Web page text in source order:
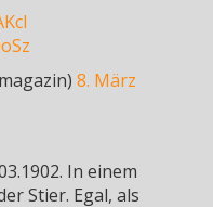
8. März
In einem
Stier. Egal, als